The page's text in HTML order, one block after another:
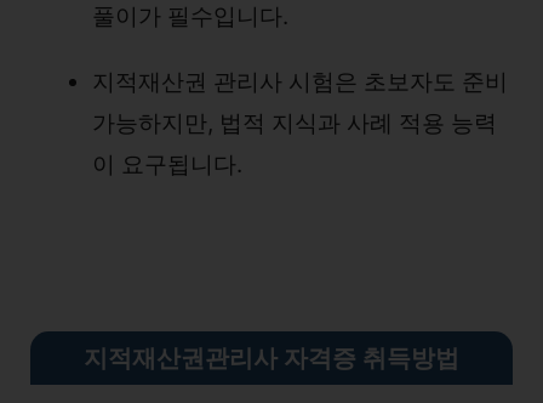
풀이가 필수입니다.
지적재산권 관리사 시험은 초보자도 준비
가능하지만, 법적 지식과 사례 적용 능력
이 요구됩니다.
지적재산권관리사 자격증 취득방법